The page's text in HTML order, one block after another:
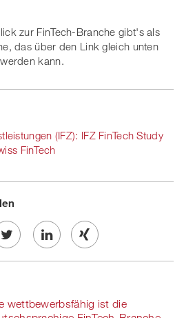
zur FinTech-Branche gibt's als
das über den Link gleich unten
kann.
(IFZ): IFZ FinTech Study
FinTech
Share
linkedin
Share
Xing
wettbewerbsfähig ist die